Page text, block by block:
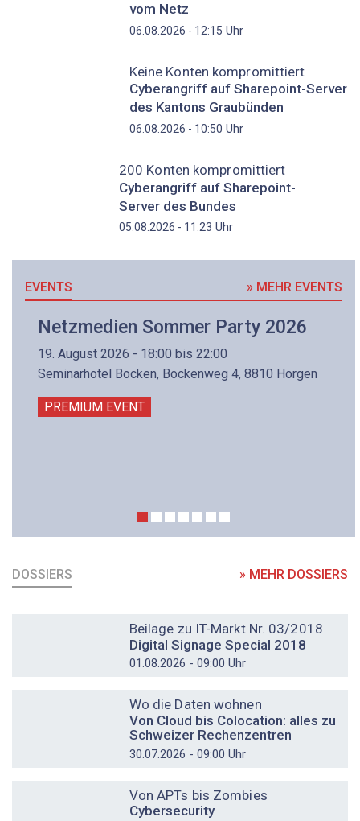
vom Netz
06.08.2026 - 12:15 Uhr
Keine Konten kompromittiert
Cyberangriff auf Sharepoint-Server
des Kantons Graubünden
06.08.2026 - 10:50 Uhr
200 Konten kompromittiert
Cyberangriff auf Sharepoint-
Server des Bundes
05.08.2026 - 11:23 Uhr
EVENTS » MEHR EVENTS
Netzmedien Sommer Party 2026
19. August 2026 - 18:00 bis 22:00
Seminarhotel Bocken, Bockenweg 4, 8810 Horgen
PREMIUM EVENT
DOSSIERS » MEHR DOSSIERS
Beilage zu IT-Markt Nr. 03/2018
Digital Signage Special 2018
01.08.2026 - 09:00 Uhr
Wo die Daten wohnen
Von Cloud bis Colocation: alles zu
Schweizer Rechenzentren
30.07.2026 - 09:00 Uhr
Von APTs bis Zombies
Cybersecurity